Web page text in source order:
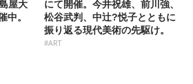
屋大
中。
にて開催。今井祝雄、前川強、
松谷武判、中辻?悦子とともに
振り返る現代美術の先駆け。
#ART